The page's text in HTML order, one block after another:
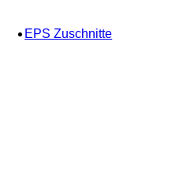
EPS Zuschnitte